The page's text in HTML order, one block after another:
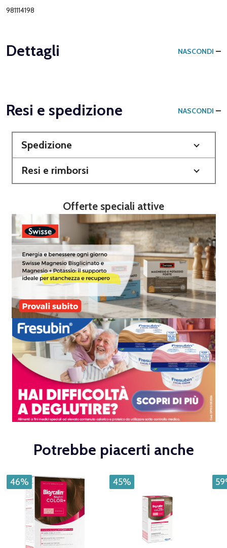
981114198
Dettagli NASCONDI
Resi e spedizione NASCONDI
Spedizione
Resi e rimborsi
Offerte speciali attive
Potrebbe piacerti anche
46% 45%